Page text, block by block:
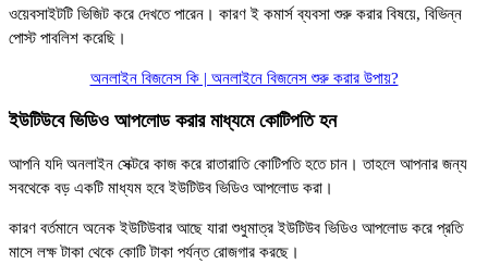
ওয়েবসাইটটি ভিজিট করে দেখতে পারেন। কারণ ই কমার্স ব্যবসা শুরু করার বিষয়ে, বিভিন্ন
পোস্ট পাবলিশ করেছি।
অনলাইন বিজনেস কি | অনলাইনে বিজনেস শুরু করার উপায়?
ইউটিউবে ভিডিও আপলোড করার মাধ্যমে কোটিপতি হন
আপনি যদি অনলাইন সেক্টরে কাজ করে রাতারাতি কোটিপতি হতে চান। তাহলে আপনার জন্য
সবথেকে বড় একটি মাধ্যম হবে ইউটিউব ভিডিও আপলোড করা।
কারণ বর্তমানে অনেক ইউটিউবার আছে যারা শুধুমাত্র ইউটিউব ভিডিও আপলোড করে প্রতি
মাসে লক্ষ টাকা থেকে কোটি টাকা পর্যন্ত রোজগার করছে।